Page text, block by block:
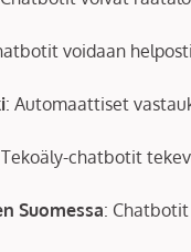
voidaan
: Automaattiset
chatbotit
Suomessa: